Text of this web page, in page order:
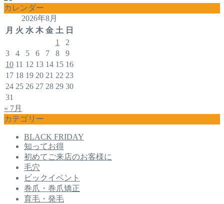
カレンダー
2026年8月
月 火 水 木 金 土 日
1
2
3
4 5 6 7 8
9
10 11 12 13 14 15 16
17 18 19 20 21 22 23
24 25 26 27 28 29 30
31
« 7月
カテゴリー
BLACK FRIDAY
知ってお得
初めてご来店のお客様に
毛穴
ビックイベント
巻爪・巻爪矯正
育毛・発毛